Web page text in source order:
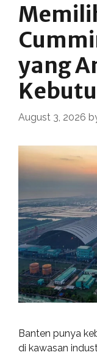
yang
August 3, 2026
Banten punya
di kawasan